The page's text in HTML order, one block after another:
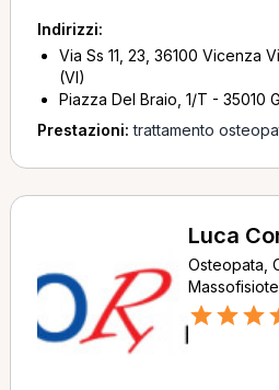
Indirizzi:
Via Ss 11, 23, 36100 Vicenza
(VI)
Piazza Del Braio, 1/T - 35010
Prestazioni:trattamento
Luca
Osteopata,